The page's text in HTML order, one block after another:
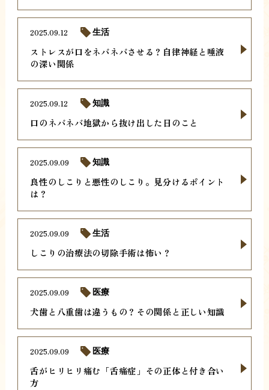
ストレスが口をネバネバさせる？自律神経と唾液
の深い関係
2025.09.12 生活
口のネバネバ地獄から抜け出した日のこと
2025.09.12 知識
良性のしこりと悪性のしこり。見分けるポイント
は？
2025.09.09 知識
しこりの治療法の切除手術は怖い？
2025.09.09 生活
犬歯と八重歯は違うもの？その関係と正しい知識
2025.09.09 医療
舌がヒリヒリ痛む「舌痛症」その正体と付き合い
方
2025.09.09 医療